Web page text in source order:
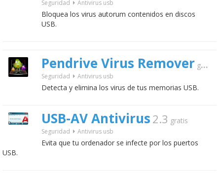
Seguridad Antivirus usb
Bloquea los virus autorum contenidos en discos
USB.
Pendrive Virus Remover gratis
Seguridad Antivirus usb
Detecta y elimina los virus de tus memorias USB.
USB-AV Antivirus 2.3 gratis
Seguridad Antivirus usb
Evita que tu ordenador se infecte por los puertos
USB.